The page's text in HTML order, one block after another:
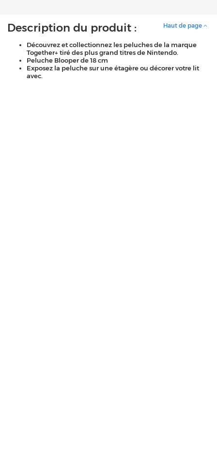
Haut de page
Description du produit :
Découvrez et collectionnez les peluches de la marque
Together+ tiré des plus grand titres de Nintendo.
Peluche Blooper de 18 cm
Exposez la peluche sur une étagère ou décorer votre lit
avec.